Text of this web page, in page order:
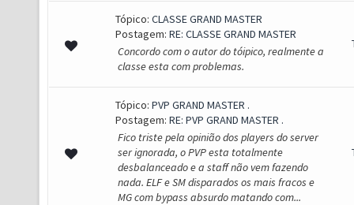
Tópico: CLASSE GRAND MASTER
Postagem: RE: CLASSE GRAND MASTER
Concordo com o autor do tóipico, realmente a
classe esta com problemas.
Tópico: PVP GRAND MASTER .
Postagem: RE: PVP GRAND MASTER .
Fico triste pela opinião dos players do server
ser ignorada, o PVP esta totalmente
desbalanceado e a staff não vem fazendo
nada. ELF e SM disparados os mais fracos e
MG com bypass absurdo matando com...